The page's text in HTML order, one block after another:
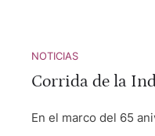
NOTICIAS
Corrida de la
En el marco del 65